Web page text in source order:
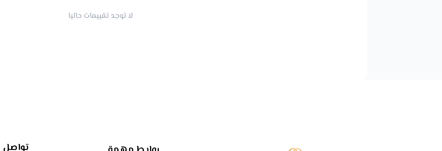
لا توجد تقييمات حاليا
تواصل